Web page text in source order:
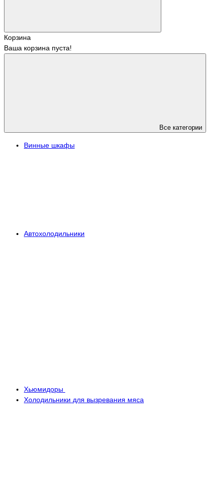
Корзина
Ваша корзина пуста!
Все категории
Винные шкафы
Автохолодильники
Хьюмидоры
Холодильники для вызревания мяса